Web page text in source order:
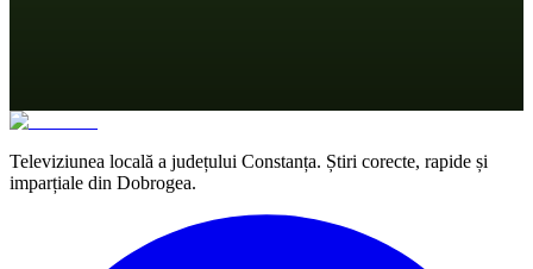
Televiziunea locală a județului Constanța. Știri corecte, rapide și
imparțiale din Dobrogea.